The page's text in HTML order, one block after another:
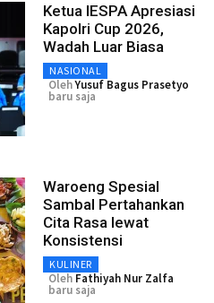
Ketua IESPA Apresiasi
Kapolri Cup 2026,
Wadah Luar Biasa
NASIONAL
OlehYusuf Bagus Prasetyo
baru saja
Waroeng Spesial
Sambal Pertahankan
Cita Rasa lewat
Konsistensi
KULINER
Oleh Fathiyah Nur Zalfa
baru saja